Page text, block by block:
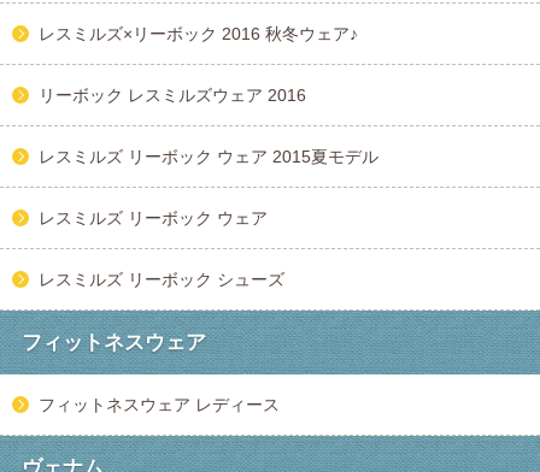
レスミルズ×リーボック 2016 秋冬ウェア♪
リーボック レスミルズウェア 2016
レスミルズ リーボック ウェア 2015夏モデル
レスミルズ リーボック ウェア
レスミルズ リーボック シューズ
フィットネスウェア
フィットネスウェア レディース